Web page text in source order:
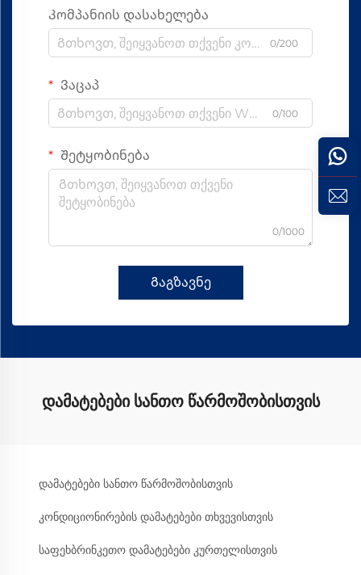
Კომპანიის დასახელება
0/200
Ვაცაპ
0/100
Შეტყობინება
0/1000
Გაგზავნე
დამატებები სანთო წარმოშობისთვის
დამატებები სანთო წარმოშობისთვის
კონდიციონირების დამატებები თხვევისთვის
საფეხბრინკეთო დამატებები კურთელისთვის